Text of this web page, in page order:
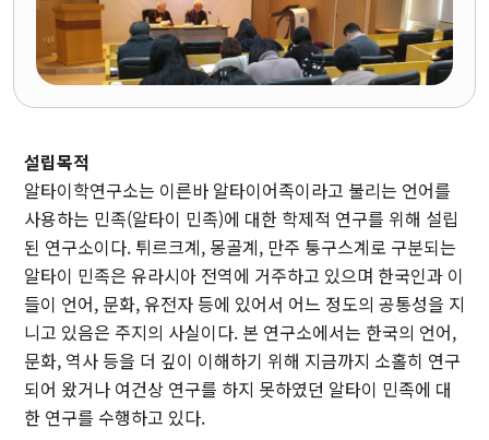
설립목적
알타이학연구소는 이른바 알타이어족이라고 불리는 언어를
사용하는 민족(알타이 민족)에 대한 학제적 연구를 위해 설립
된 연구소이다. 튀르크계, 몽골계, 만주 퉁구스계로 구분되는
알타이 민족은 유라시아 전역에 거주하고 있으며 한국인과 이
들이 언어, 문화, 유전자 등에 있어서 어느 정도의 공통성을 지
니고 있음은 주지의 사실이다. 본 연구소에서는 한국의 언어,
문화, 역사 등을 더 깊이 이해하기 위해 지금까지 소홀히 연구
되어 왔거나 여건상 연구를 하지 못하였던 알타이 민족에 대
한 연구를 수행하고 있다.
인문대학 역사기록
학장실
학장인사말
역대학장
조직도
캠퍼스안내
인문대학 규정집
교육과정
학과(부)
국어국문학과
역사학부